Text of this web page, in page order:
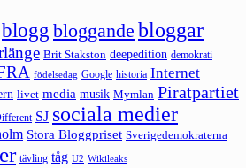
blogg bloggande bloggar
Brit Stakston deepedition demokrati
födelsedag Google historia Internet
livet media musik Mymlan Piratpartiet
SJ sociala medier
Stora Bloggpriset Sverigedemokraterna
tävling tåg U2 Wikileaks